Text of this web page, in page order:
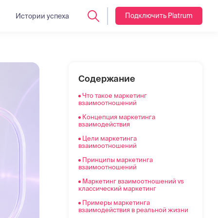
Истории успеха Подключить Platrum
Содержание
Что такое маркетинг
взаимоотношений
Концепция маркетинга
взаимодействия
Цели маркетинга
взаимоотношений
Принципы маркетинга
взаимоотношений
Маркетинг взаимоотношений vs
классический маркетинг
Примеры маркетинга
взаимодействия в реальной жизни
Что такое маркетинг
взаимоотношений
Концепция маркетинга
взаимодействия
Цели маркетинга
взаимоотношений
Принципы маркетинга
взаимоотношений
Маркетинг взаимоотношений vs
классический маркетинг
Примеры маркетинга
взаимодействия в реальной жизни
Как внедрить маркетинг
взаимоотношений: пошаговый план